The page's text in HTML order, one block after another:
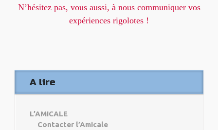
N’hésitez pas, vous aussi, à nous communiquer vos
expériences rigolotes !
A lire
L’AMICALE
Contacter l’Amicale